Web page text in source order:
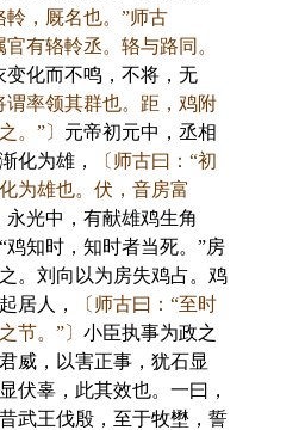
軨，厩名也。”师古
有辂軨丞。辂与路同。
变化而不鸣，不将，无
谓率领其群也。距，鸡附
。”〕 元帝初元中，丞相
化为雄，
〔师古曰：“初
为雄也。伏，音房富
永光中，有献雄鸡生角
鸡知时，知时者当死。”房
。刘向以为房失鸡占。鸡
居人，
〔师古曰：“至时
节。”〕 小臣执事为政之
威，以害正事，犹石显
伏辜，此其效也。一曰，
武王伐殷，至于牧壄，誓